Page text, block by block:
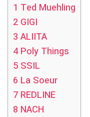
1 Ted Muehling
2GIGI
3 ALIITA
4Poly Things
5SSIL
6 La Soeur
7REDLINE
8 NACH